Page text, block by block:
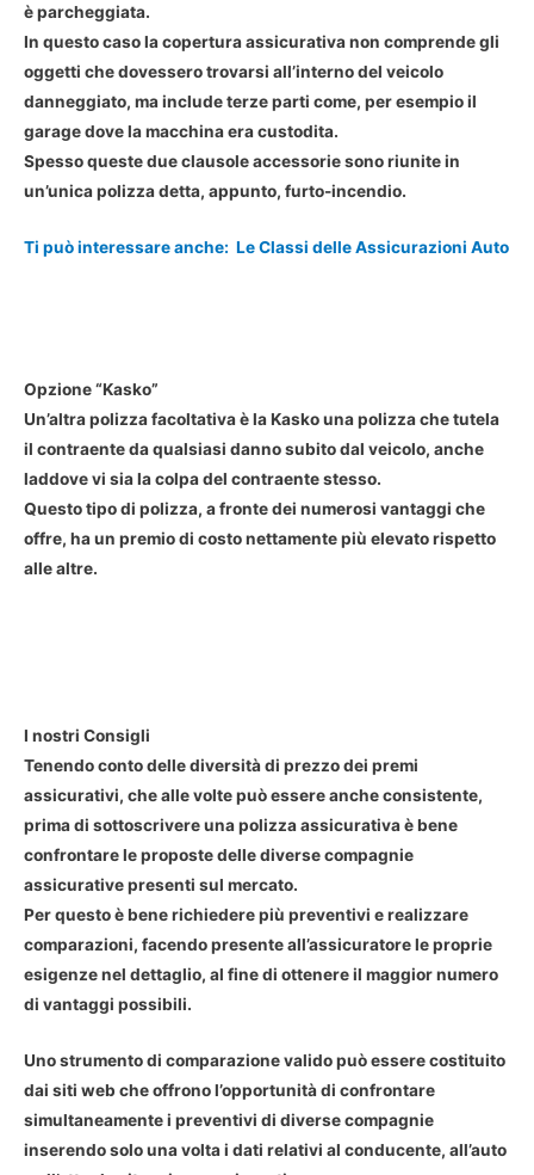
è parcheggiata.
In questo caso la copertura assicurativa non comprende gli
oggetti che dovessero trovarsi all’interno del veicolo
danneggiato, ma include terze parti come, per esempio il
garage dove la macchina era custodita.
Spesso queste due clausole accessorie sono riunite in
un’unica polizza detta, appunto, furto-incendio.
Ti può interessare anche: Le Classi delle Assicurazioni Auto
Opzione “Kasko”
Un’altra polizza facoltativa è la Kasko una polizza che tutela
il contraente da qualsiasi danno subito dal veicolo, anche
laddove vi sia lacolpa del contraentestesso.
Questo tipo di polizza, a fronte dei numerosi vantaggi che
offre, ha un premio di costo nettamente più elevato rispetto
alle altre.
I nostri Consigli
Tenendo conto delle diversità di prezzo dei premi
assicurativi, che alle volte può essere anche consistente,
prima di sottoscrivere una polizza assicurativa è bene
confrontare le proposte delle diverse compagnie
assicurative presenti sul mercato.
Per questo è bene richiedere più preventivi e realizzare
comparazioni, facendo presente all’assicuratore le proprie
esigenze nel dettaglio, al fine di ottenere il maggior numero
di vantaggi possibili.
Uno strumento di comparazione valido può essere costituito
dai siti web che offrono l’opportunità di confrontare
simultaneamente i preventivi di diverse compagnie
inserendo solo una volta i dati relativi al conducente, all’auto